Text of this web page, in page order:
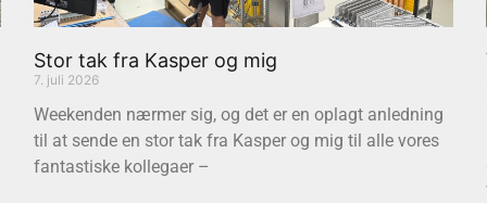
Stor tak fra Kasper og mig
7. juli 2026
Weekenden nærmer sig, og det er en oplagt anledning
til at sende en stor tak fra Kasper og mig til alle vores
fantastiske kollegaer –